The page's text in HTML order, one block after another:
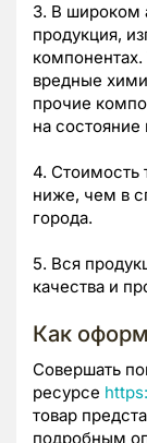
3. В широком
продукция,
вредные
прочие
на
4. Стоимость
ниже, чем в
города.
5. Вся
качества и
Как
Совершать
ресурсе
товар
подробным